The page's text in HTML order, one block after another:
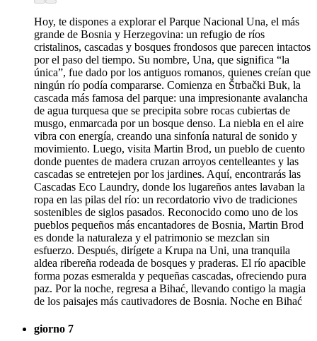
Hoy, te dispones a explorar el Parque Nacional Una, el más
grande de Bosnia y Herzegovina: un refugio de ríos
cristalinos, cascadas y bosques frondosos que parecen intactos
por el paso del tiempo. Su nombre, Una, que significa “la
única”, fue dado por los antiguos romanos, quienes creían que
ningún río podía compararse. Comienza en Štrbački Buk, la
cascada más famosa del parque: una impresionante avalancha
de agua turquesa que se precipita sobre rocas cubiertas de
musgo, enmarcada por un bosque denso. La niebla en el aire
vibra con energía, creando una sinfonía natural de sonido y
movimiento. Luego, visita Martin Brod, un pueblo de cuento
donde puentes de madera cruzan arroyos centelleantes y las
cascadas se entretejen por los jardines. Aquí, encontrarás las
Cascadas Eco Laundry, donde los lugareños antes lavaban la
ropa en las pilas del río: un recordatorio vivo de tradiciones
sostenibles de siglos pasados. Reconocido como uno de los
pueblos pequeños más encantadores de Bosnia, Martin Brod
es donde la naturaleza y el patrimonio se mezclan sin
esfuerzo. Después, dirígete a Krupa na Uni, una tranquila
aldea ribereña rodeada de bosques y praderas. El río apacible
forma pozas esmeralda y pequeñas cascadas, ofreciendo pura
paz. Por la noche, regresa a Bihać, llevando contigo la magia
de los paisajes más cautivadores de Bosnia. Noche en Bihać
giorno 7